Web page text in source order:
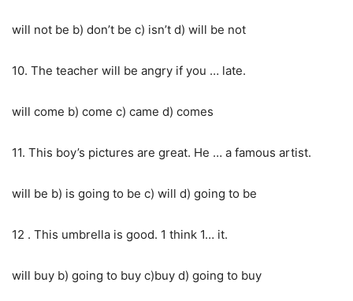
will not be b) don’t be c) isn’t d) will be not
10. The teacher will be angry if you … late.
will come b) come c) came d) comes
11. This boy’s pictures are great. He … a famous artist.
will be b) is going to be c) will d) going to be
12 . This umbrella is good. 1 think 1… it.
will buy b) going to buy c)buy d) going to buy